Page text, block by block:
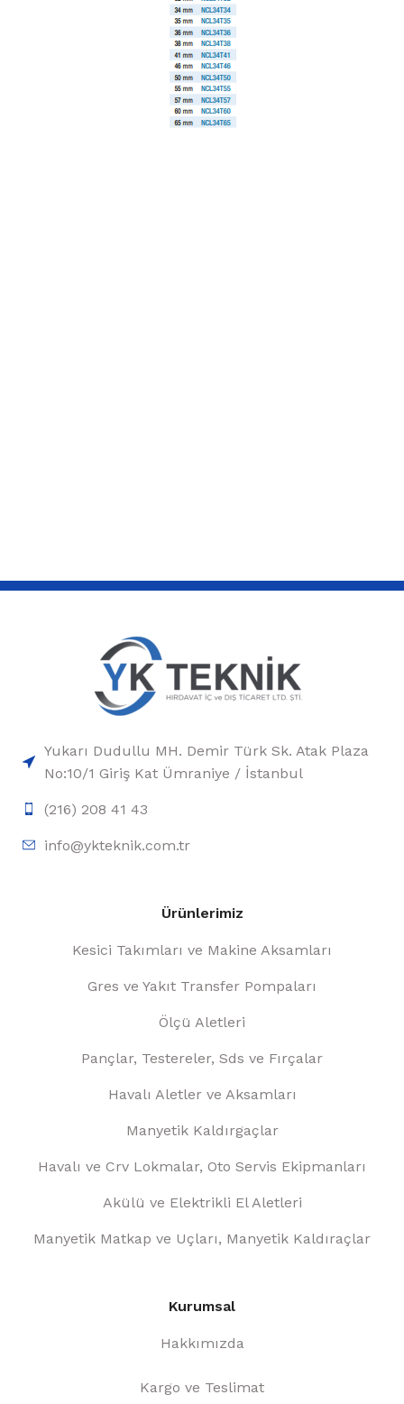
Yukarı Dudullu MH. Demir Türk Sk. Atak Plaza
No:10/1 Giriş Kat Ümraniye / İstanbul
(216) 208 41 43
info@ykteknik.com.tr
Ürünlerimiz
Kesici Takımları ve Makine Aksamları
Gres ve Yakıt Transfer Pompaları
Ölçü Aletleri
Pançlar, Testereler, Sds ve Fırçalar
Havalı Aletler ve Aksamları
Manyetik Kaldırgaçlar
Havalı ve Crv Lokmalar, Oto Servis Ekipmanları
Akülü ve Elektrikli El Aletleri
Manyetik Matkap ve Uçları, Manyetik Kaldıraçlar
Kurumsal
Hakkımızda
Kargo ve Teslimat